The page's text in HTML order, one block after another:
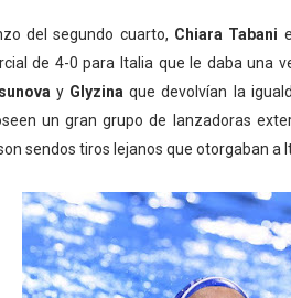
segundo cuarto, Chiara Tabani
de 4-0 para Italia que le daba una
y Glyzina que devolvían la
un gran grupo de lanzadoras
sendos tiros lejanos que otorgaban a